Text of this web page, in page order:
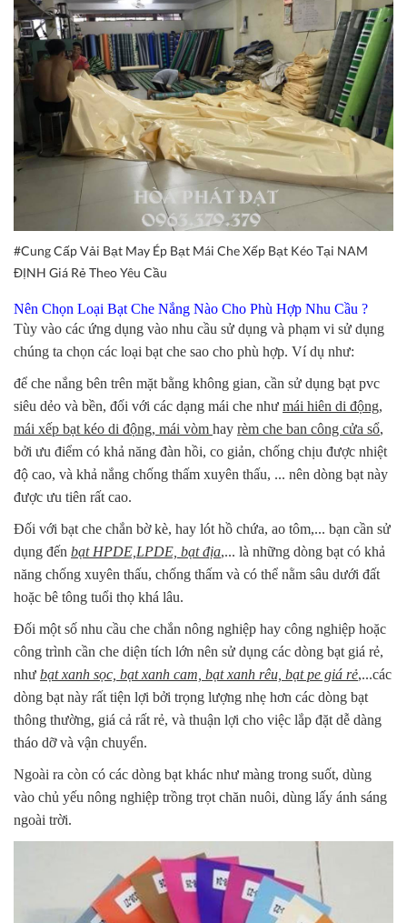
#Cung Cấp Vải Bạt May Ép Bạt Mái Che Xếp Bạt Kéo Tại NAM
ĐỊNH Giá Rẻ Theo Yêu Cầu
Nên Chọn Loại Bạt Che Nắng Nào Cho Phù Hợp Nhu Cầu ?
Tùy vào các ứng dụng vào nhu cầu sử dụng và phạm vi sử dụng
chúng ta chọn các loại bạt che sao cho phù hợp. Ví dụ như:
để che nắng bên trên mặt bằng không gian, cần sử dụng bạt pvc
siêu dẻo và bền, đối với các dạng mái che như mái hiên di động,
mái xếp bạt kéo di động, mái vòm hay rèm che ban công cửa sổ,
bởi ưu điểm có khả năng đàn hồi, co giản, chống chịu được nhiệt
độ cao, và khả nắng chống thấm xuyên thấu, ... nên dòng bạt này
được ưu tiên rất cao.
Đối với bạt che chắn bờ kè, hay lót hồ chứa, ao tôm,... bạn cần sử
dụng đến bạt HPDE,LPDE, bạt địa,... là những dòng bạt có khả
năng chống xuyên thấu, chống thấm và có thể nằm sâu dưới đất
hoặc bê tông tuổi thọ khá lâu.
Đối một số nhu cầu che chắn nông nghiệp hay công nghiệp hoặc
công trình cần che diện tích lớn nên sử dụng các dòng bạt giá rẻ,
như bạt xanh sọc, bạt xanh cam, bạt xanh rêu, bạt pe giá rẻ,...các
dòng bạt này rất tiện lợi bởi trọng lượng nhẹ hơn các dòng bạt
thông thường, giá cả rất rẻ, và thuận lợi cho việc lắp đặt dễ dàng
tháo dỡ và vận chuyển.
Ngoài ra còn có các dòng bạt khác như màng trong suốt, dùng
vào chủ yếu nông nghiệp trồng trọt chăn nuôi, dùng lấy ánh sáng
ngoài trời.